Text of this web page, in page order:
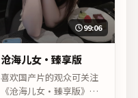
99:06
沧海儿女·臻享版
喜欢国产片的观众可关注
《沧海儿女·臻享版》